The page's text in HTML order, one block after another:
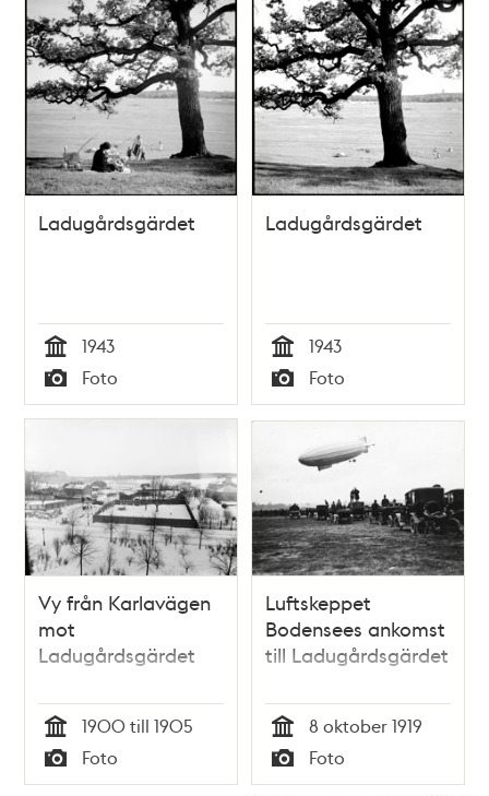
Ladugårdsgärdet
Tid
1943
Typ
Foto
Ladugårdsgärdet
Tid
1943
Typ
Foto
Vy från Karlavägen
mot
Ladugårdsgärdet
Tid
1900 till 1905
Typ
Foto
Luftskeppet
Bodensees ankomst
till Ladugårdsgärdet
Tid
8 oktober 1919
Typ
Foto